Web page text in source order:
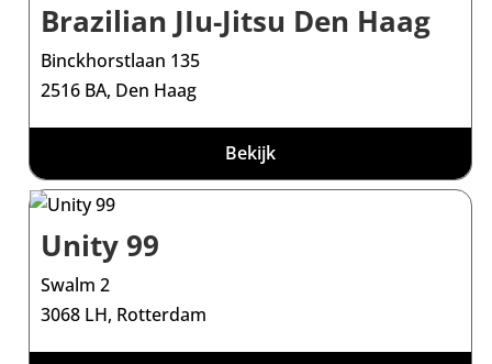
Brazilian JIu-Jitsu Den Haag
Binckhorstlaan 135
2516 BA, Den Haag
Bekijk
Unity 99
Swalm 2
3068 LH, Rotterdam